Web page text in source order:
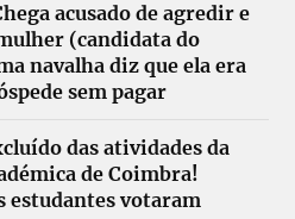
acusado de agredir e
(candidata do
navalha diz que ela era
sem pagar
das atividades da
de Coimbra!
estudantes votaram